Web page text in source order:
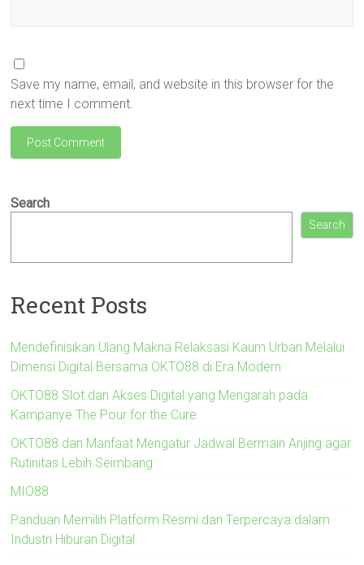
Save my name, email, and website in this browser for the
next time I comment.
Search
Search
Recent Posts
Mendefinisikan Ulang Makna Relaksasi Kaum Urban Melalui
Dimensi Digital Bersama OKTO88 di Era Modern
OKTO88 Slot dan Akses Digital yang Mengarah pada
Kampanye The Pour for the Cure
OKTO88 dan Manfaat Mengatur Jadwal Bermain Anjing agar
Rutinitas Lebih Seimbang
MIO88
Panduan Memilih Platform Resmi dan Terpercaya dalam
Industri Hiburan Digital